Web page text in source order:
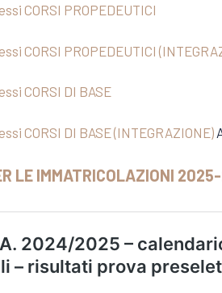
CORSI PROPEDEUTICI
CORSI PROPEDEUTICI
CORSI DI BASE
CORSI DI BASE (INTEGRAZIONE)
LE IMMATRICOLAZIONI